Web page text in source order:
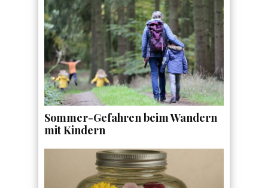
Sommer-Gefahren beim Wandern
mit Kindern